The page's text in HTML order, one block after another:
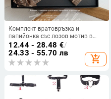
Комплект вратовръзка и
папийонка със лозов мотив в
топло кафяво за мъже, ретро
бизнес-кежуал стил, британски
дух, комплект джобна кърпичка
за сако, подходящ за подарък
12.44 - 28.48 €/
24.33 - 55.70 лв
add_shopping_cart